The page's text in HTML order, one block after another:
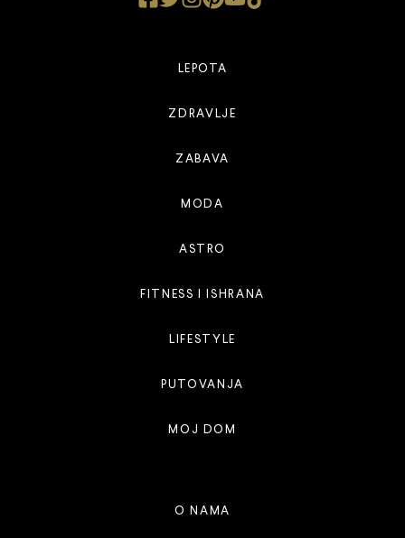
LEPOTA
ZDRAVLJE
ZABAVA
MODA
ASTRO
FITNESS I ISHRANA
LIFESTYLE
PUTOVANJA
MOJ DOM
O NAMA